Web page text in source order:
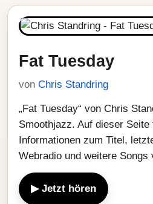
Fat Tuesday
von Chris Standring
„Fat Tuesday“ von Chris
Smoothjazz. Auf dieser Seite
Informationen zum Titel,
Webradio und weitere Songs
▶ Jetzt hören